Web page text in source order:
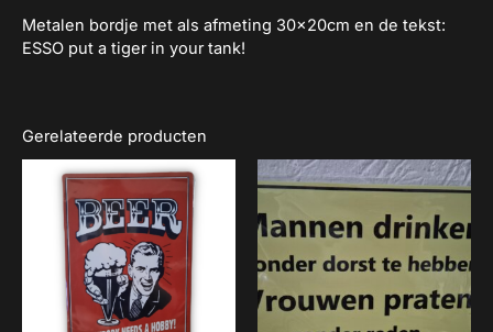
Metalen bordje met als afmeting 30x20cm en de tekst:
ESSO put a tiger in your tank!
Gerelateerde producten